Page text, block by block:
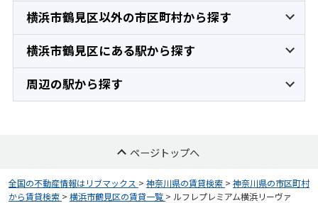
横浜市鶴見区以外の市区町村から探す
横浜市鶴見区にある駅から探す
周辺の駅から探す
ページトップへ
全国の不動産情報はリブマックス > 神奈川県の賃貸検索 > 神奈川県の市区町村
から賃貸検索 > 横浜市鶴見区の賃貸一覧 > ルフレプレミアム横浜リーヴァ